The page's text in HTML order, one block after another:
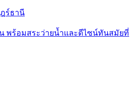
ร์ธานี
พร้อมสระว่ายน้ำและดีไซน์ทันสมัยที่